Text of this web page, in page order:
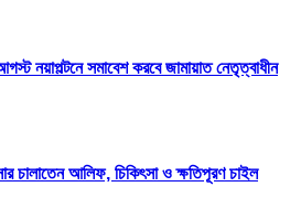
নয়াপল্টনে সমাবেশ করবে জামায়াত নেতৃত্বাধীন
চালাতেন আলিফ, চিকিৎসা ও ক্ষতিপূরণ চাইল